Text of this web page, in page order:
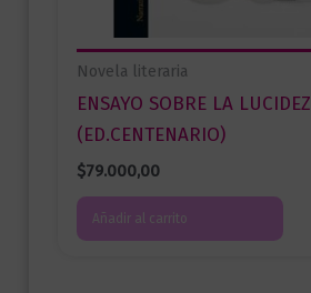
Novela literaria
ENSAYO SOBRE LA LUCIDEZ
(ED.CENTENARIO)
$79.000,00
Añadir al carrito